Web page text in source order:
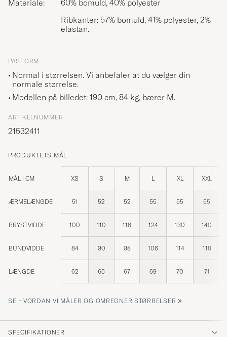
Materiale:
60% bomuld, 40% polyester
Ribkanter: 57% bomuld, 41% polyester, 2%
elastan.
PASFORM
Normal i størrelsen. Vi anbefaler at du vælger din
normale størrelse.
Modellen på billedet: 190 cm, 84 kg, bærer M.
ARTIKELNUMMER
21532411
PRODUKTETS MÅL
MÅL I CM XS S M L XL XXL
ÆRMELÆNGDE 51 52 52 55 55 55
BRYSTVIDDE 100 110 116 124 130 140
BUNDVIDDE 84 90 98 106 114 118
LÆNGDE 62 65 67 69 70 71
SE HVORDAN VI MÅLER OG OMREGNER STØRRELSER »
SPECIFIKATIONER